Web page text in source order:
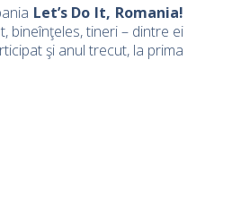
Let’s Do It, Romania!
bineînţeles, tineri – dintre ei
şi anul trecut, la prima